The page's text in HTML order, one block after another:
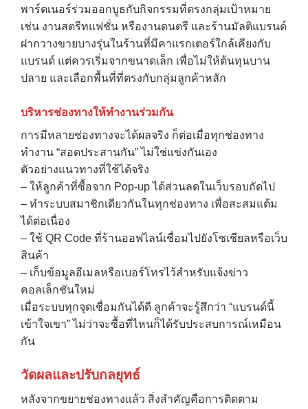
พาร์ตเนอร์ร่วมออกบูธกับกิจกรรมที่ตรงกลุ่มเป้าหมาย
เช่น งานสตรีทแฟชั่น หรืองานดนตรี และร้านมัลติแบรนด์
ฝากวางขายบางรุ่นในร้านที่มีคาแรกเตอร์ใกล้เคียงกับ
แบรนด์ แต่ควรเริ่มจากขนาดเล็ก เพื่อไม่ให้ต้นทุนบาน
ปลาย และเลือกพื้นที่ที่ตรงกับกลุ่มลูกค้าหลัก
บริหารช่องทางให้ทำงานร่วมกัน
การมีหลายช่องทางจะได้ผลจริง ก็ต่อเมื่อทุกช่องทาง
ทำงาน “สอดประสานกัน” ไม่ใช่แข่งกันเอง
ตัวอย่างแนวทางที่ใช้ได้จริง
– ให้ลูกค้าที่ซื้อจาก Pop-up ได้ส่วนลดในเว็บรอบถัดไป
– ทำระบบสมาชิกเดียวกันในทุกช่องทาง เพื่อสะสมแต้ม
ได้ต่อเนื่อง
– ใช้ QR Code ที่ร้านออฟไลน์เชื่อมไปยังโซเชียลหรือเว็บ
สินค้า
– เก็บข้อมูลอีเมลหรือเบอร์โทรไว้สำหรับแจ้งข่าว
คอลเล็กชันใหม่
เมื่อระบบทุกจุดเชื่อมกันได้ดี ลูกค้าจะรู้สึกว่า “แบรนด์นี้
เข้าใจเขา” ไม่ว่าจะซื้อที่ไหนก็ได้รับประสบการณ์เหมือน
กัน
วัดผลและปรับกลยุทธ์
หลังจากขยายช่องทางแล้ว สิ่งสำคัญคือการติดตาม